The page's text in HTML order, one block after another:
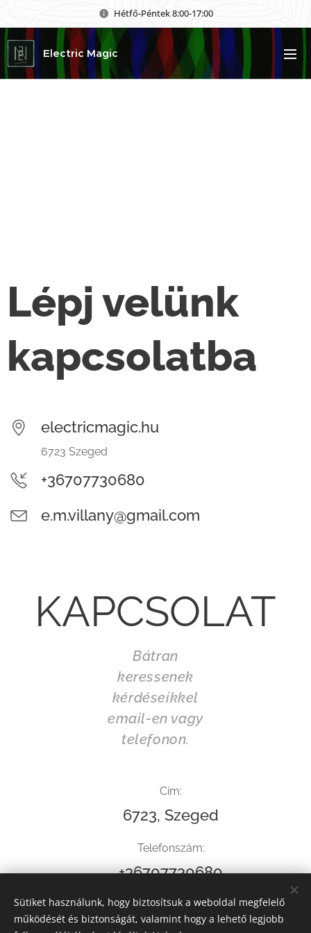
Hétfő-Péntek 8:00-17:00
Electric Magic
Lépj velünk
kapcsolatba
electricmagic.hu
6723 Szeged
+36707730680
e.m.villany@gmail.com
KAPCSOLAT
Bátran
keressenek
kérdéseikkel
email-en vagy
telefonon.
Cím:
6723, Szeged
Telefonszám:
+36707730680
E-mail:
e.m.villany@gmail.com
Sütiket használunk, hogy biztosítsuk a weboldal megfelelő
működését és biztonságát, valamint hogy a lehető legjobb